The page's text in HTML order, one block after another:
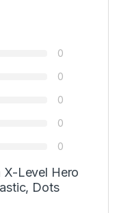
0
0
0
0
0
X-Level Hero
Dots